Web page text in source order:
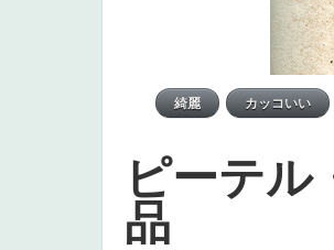
ピーテル
品